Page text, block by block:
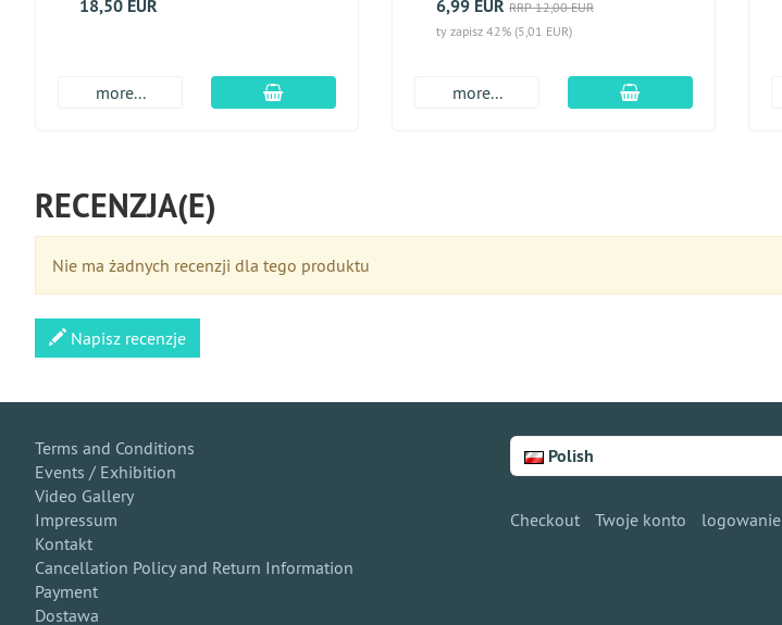
18,50 EUR
more... dodaj do koszyka
6,99 EUR RRP 12,00 EUR
ty zapisz 42% (5,01 EUR)
more... dodaj do koszyka
RECENZJA(E)
Nie ma żadnych recenzji dla tego produktu
Napisz recenzje
Terms and Conditions
Events / Exhibition
Video Gallery
Impressum
Kontakt
Cancellation Policy and Return Information
Payment
Dostawa
Polish
Checkout Twoje konto logowanie